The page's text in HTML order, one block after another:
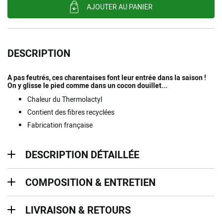
AJOUTER AU PANIER
DESCRIPTION
A pas feutrés, ces charentaises font leur entrée dans la saison !
On y glisse le pied comme dans un cocon douillet...
Chaleur du Thermolactyl
Contient des fibres recyclées
Fabrication française
DESCRIPTION DÉTAILLÉE
COMPOSITION & ENTRETIEN
LIVRAISON & RETOURS